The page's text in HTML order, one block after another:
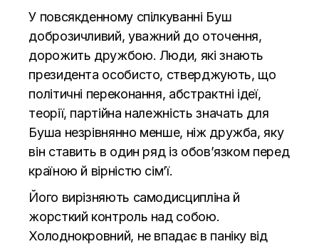
У повсякденному спілкуванні Буш
доброзичливий, уважний до оточення,
дорожить дружбою. Люди, які знають
президента особисто, стверджують, що
політичні переконання, абстрактні ідеї,
теорії, партійна належність значать для
Буша незрівнянно менше, ніж дружба, яку
він ставить в один ряд із обов’язком перед
країною й вірністю сім’ї.
Його вирізняють самодисципліна й
жорсткий контроль над собою.
Холоднокровний, не впадає в паніку від